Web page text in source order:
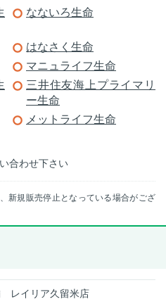
なないろ生命
はなさく生命
マニュライフ生命
三井住友海上プライマリ
ー生命
メットライフ生命
合わせ下さい
新規販売停止となっている場合がござ
レイリア久留米店